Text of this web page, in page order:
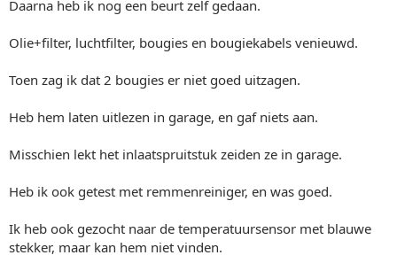
Daarna heb ik nog een beurt zelf gedaan.
Olie+filter, luchtfilter, bougies en bougiekabels venieuwd.
Toen zag ik dat 2 bougies er niet goed uitzagen.
Heb hem laten uitlezen in garage, en gaf niets aan.
Misschien lekt het inlaatspruitstuk zeiden ze in garage.
Heb ik ook getest met remmenreiniger, en was goed.
Ik heb ook gezocht naar de temperatuursensor met blauwe
stekker, maar kan hem niet vinden.